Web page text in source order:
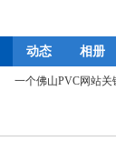
动态 相册
一个佛山PVC网站